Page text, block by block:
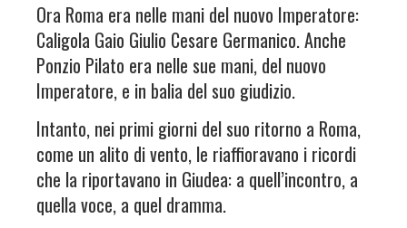
Ora Roma era nelle mani del nuovo Imperatore:
Caligola Gaio Giulio Cesare Germanico. Anche
Ponzio Pilato era nelle sue mani, del nuovo
Imperatore, e in balia del suo giudizio.
Intanto, nei primi giorni del suo ritorno a Roma,
come un alito di vento, le riaffioravano i ricordi
che la riportavano in Giudea: a quell’incontro, a
quella voce, a quel dramma.